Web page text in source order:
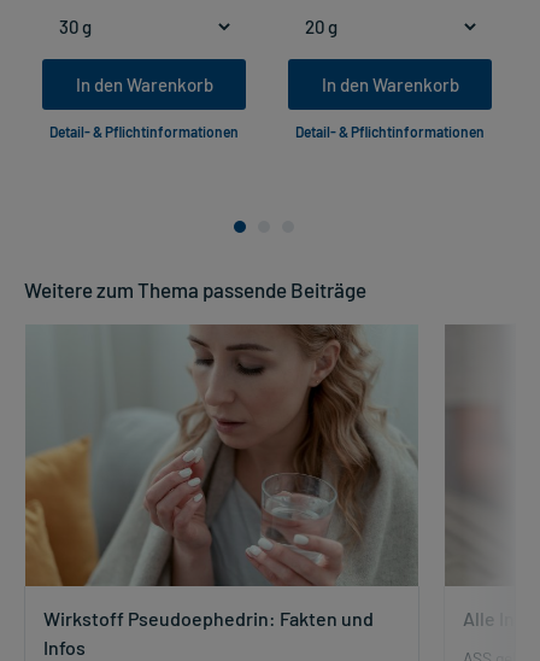
In den Warenkorb
Detail- & Pflichtinformationen
In den Warenkorb
Detail- & Pflichtinformationen
Weitere zum Thema passende Beiträge
Wirkstoff Pseudoephedrin: Fakten und
Infos
Alle